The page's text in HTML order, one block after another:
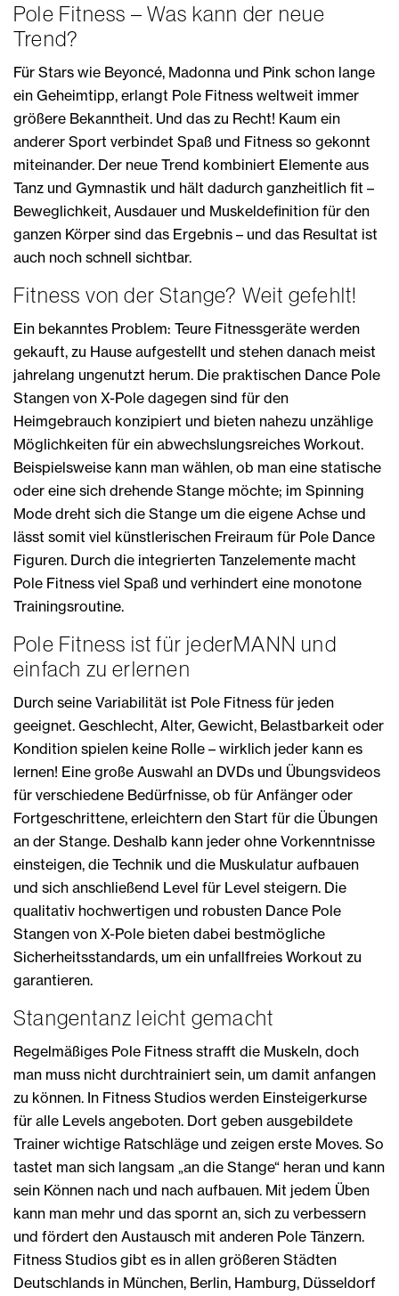
Pole Fitness – Was kann der neue
Trend?
Für Stars wie Beyoncé, Madonna und Pink schon lange
ein Geheimtipp, erlangt Pole Fitness weltweit immer
größere Bekanntheit. Und das zu Recht! Kaum ein
anderer Sport verbindet Spaß und Fitness so gekonnt
miteinander. Der neue Trend kombiniert Elemente aus
Tanz und Gymnastik und hält dadurch ganzheitlich fit –
Beweglichkeit, Ausdauer und Muskeldefinition für den
ganzen Körper sind das Ergebnis – und das Resultat ist
auch noch schnell sichtbar.
Fitness von der Stange? Weit gefehlt!
Ein bekanntes Problem: Teure Fitnessgeräte werden
gekauft, zu Hause aufgestellt und stehen danach meist
jahrelang ungenutzt herum. Die praktischen Dance Pole
Stangen von X-Pole dagegen sind für den
Heimgebrauch konzipiert und bieten nahezu unzählige
Möglichkeiten für ein abwechslungsreiches Workout.
Beispielsweise kann man wählen, ob man eine statische
oder eine sich drehende Stange möchte; im Spinning
Mode dreht sich die Stange um die eigene Achse und
lässt somit viel künstlerischen Freiraum für Pole Dance
Figuren. Durch die integrierten Tanzelemente macht
Pole Fitness viel Spaß und verhindert eine monotone
Trainingsroutine.
Pole Fitness ist für jederMANN und
einfach zu erlernen
Durch seine Variabilität ist Pole Fitness für jeden
geeignet. Geschlecht, Alter, Gewicht, Belastbarkeit oder
Kondition spielen keine Rolle – wirklich jeder kann es
lernen! Eine große Auswahl an DVDs und Übungsvideos
für verschiedene Bedürfnisse, ob für Anfänger oder
Fortgeschrittene, erleichtern den Start für die Übungen
an der Stange. Deshalb kann jeder ohne Vorkenntnisse
einsteigen, die Technik und die Muskulatur aufbauen
und sich anschließend Level für Level steigern. Die
qualitativ hochwertigen und robusten Dance Pole
Stangen von X-Pole bieten dabei bestmögliche
Sicherheitsstandards, um ein unfallfreies Workout zu
garantieren.
Stangentanz leicht gemacht
Regelmäßiges Pole Fitness strafft die Muskeln, doch
man muss nicht durchtrainiert sein, um damit anfangen
zu können. In Fitness Studios werden Einsteigerkurse
für alle Levels angeboten. Dort geben ausgebildete
Trainer wichtige Ratschläge und zeigen erste Moves. So
tastet man sich langsam „an die Stange“ heran und kann
sein Können nach und nach aufbauen. Mit jedem Üben
kann man mehr und das spornt an, sich zu verbessern
und fördert den Austausch mit anderen Pole Tänzern.
Fitness Studios gibt es in allen größeren Städten
Deutschlands in München, Berlin, Hamburg, Düsseldorf